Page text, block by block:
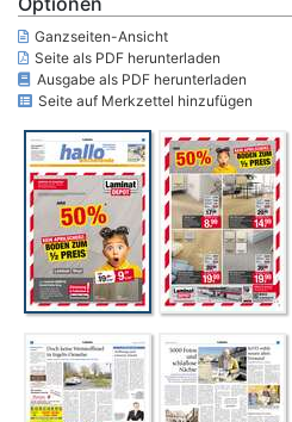
Ganzseiten-Ansicht
Seite als PDF herunterladen
Ausgabe als PDF herunterladen
Seite auf Merkzettel hinzufügen